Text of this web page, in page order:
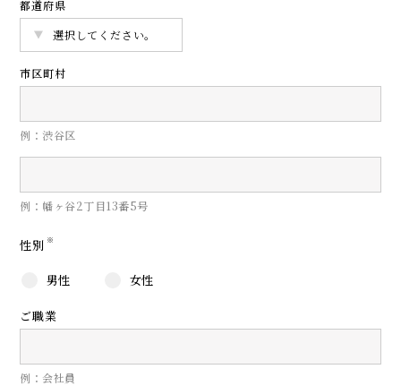
都道府県
市区町村
例：渋谷区
例：幡ヶ谷2丁目13番5号
性別 ※
男性 女性
ご職業
例：会社員